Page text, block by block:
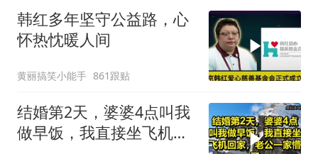
韩红多年坚守公益路，心
怀热忱暖人间
黄丽搞笑小能手 861跟贴
结婚第2天，婆婆4点叫我
做早饭，我直接坐飞机回